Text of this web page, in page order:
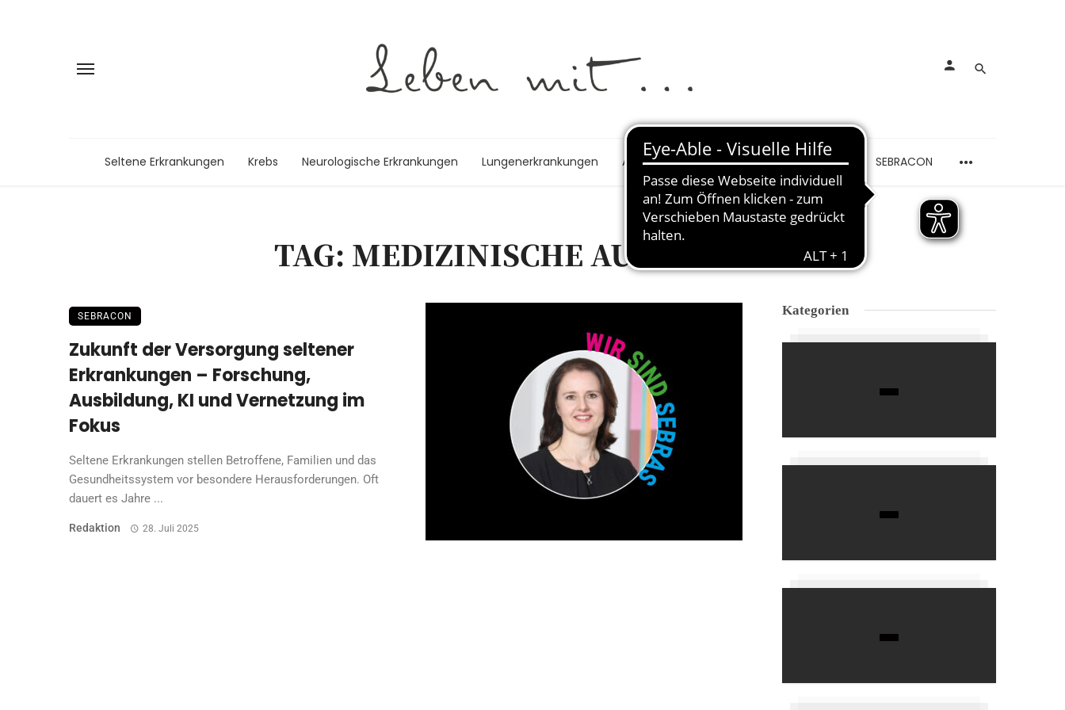
Seltene Erkrankungen Krebs Neurologische Erkrankungen Lungenerkrankungen Autoimmunerkrankungen Schmerzen SEBRACON
TAG: MEDIZINISCHE AUSBILDUNG
SEBRACON
Zukunft der Versorgung seltener
Erkrankungen – Forschung,
Ausbildung, KI und Vernetzung im
Fokus
Seltene Erkrankungen stellen Betroffene, Familien und das
Gesundheitssystem vor besondere Herausforderungen. Oft
dauert es Jahre ...
Redaktion 28. Juli 2025
Kategorien